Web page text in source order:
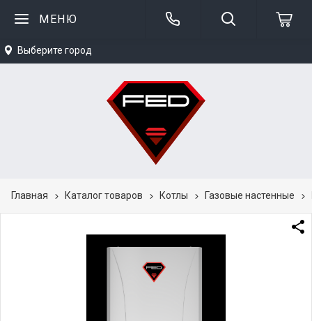
МЕНЮ
Выберите город
Главная Каталог товаров Котлы Газовые настенные